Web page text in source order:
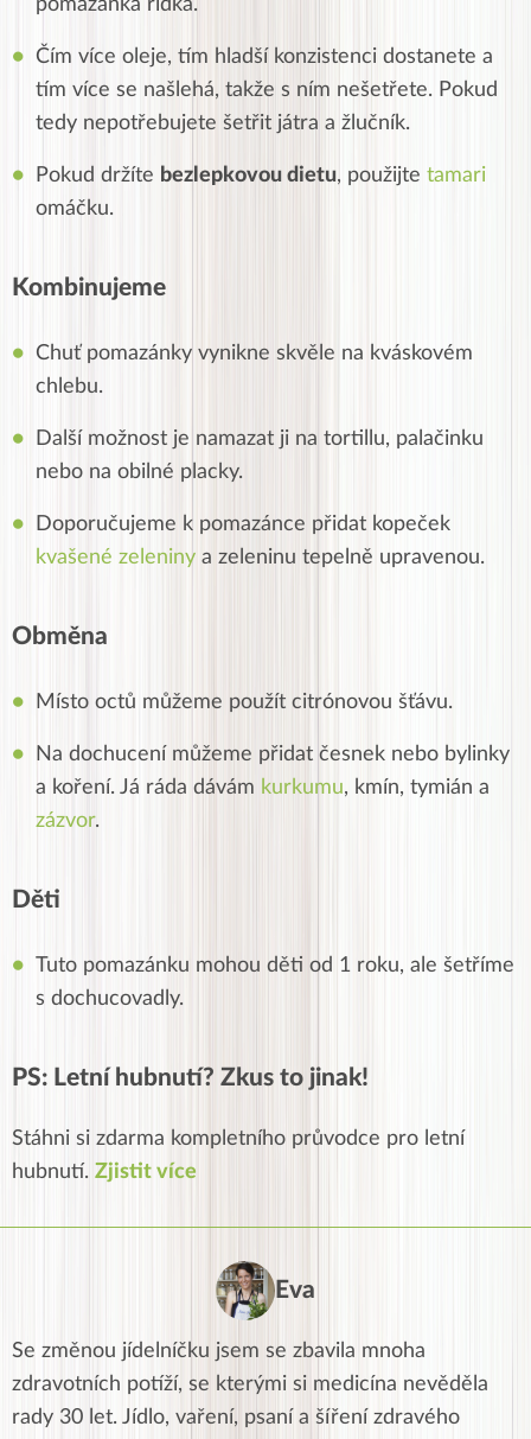
pomazánka řídká.
Čím více oleje, tím hladší konzistenci dostanete a
tím více se našlehá, takže s ním nešetřete. Pokud
tedy nepotřebujete šetřit játra a žlučník.
Pokud držíte bezlepkovou dietu, použijte tamari
omáčku.
Kombinujeme
Chuť pomazánky vynikne skvěle na kváskovém
chlebu.
Další možnost je namazat ji na tortillu, palačinku
nebo na obilné placky.
Doporučujeme k pomazánce přidat kopeček
kvašené zeleniny a zeleninu tepelně upravenou.
Obměna
Místo octů můžeme použít citrónovou šťávu.
Na dochucení můžeme přidat česnek nebo bylinky
a koření. Já ráda dávám kurkumu, kmín, tymián a
zázvor.
Děti
Tuto pomazánku mohou děti od 1 roku, ale šetříme
s dochucovadly.
PS: Letní hubnutí? Zkus to jinak!
Stáhni si zdarma kompletního průvodce pro letní
hubnutí. Zjistit více
Eva
Se změnou jídelníčku jsem se zbavila mnoha
zdravotních potíží, se kterými si medicína nevěděla
rady 30 let. Jídlo, vaření, psaní a šíření zdravého